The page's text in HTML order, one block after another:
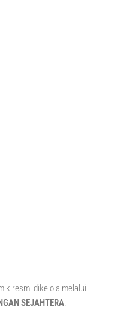
resmi dikelola melalui
SEJAHTERA.